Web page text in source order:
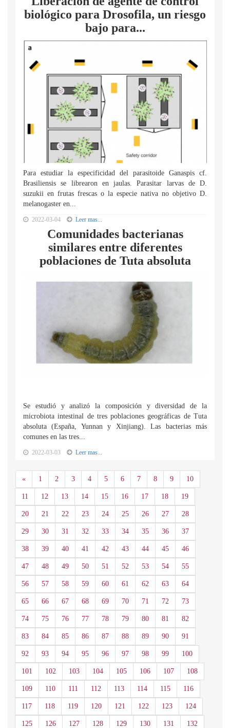
biológico para Drosofila, un riesgo
bajo para...
Para estudiar la especificidad del parasitoide Ganaspis cf.
Brasiliensis se librearon en jaulas. Parasitar larvas de D.
suzukii en frutas frescas o la especie nativa no objetivo D.
melanogaster en...
2022-03-04 Leer mas...
Comunidades bacterianas
similares entre diferentes
poblaciones de Tuta absoluta
Se estudió y analizó la composición y diversidad de la
microbiota intestinal de tres poblaciones geográficas de Tuta
absoluta (España, Yunnan y Xinjiang). Las bacterias más
comunes en las tres...
2022-03-03 Leer mas...
«Anterior
1 2 3 4 5 6 7 8 9 10
11 12 13 14 15 16 17 18 19
20 21 22 23 24 25 26 27 28
29 30 31 32 33 34 35 36 37
38 39 40 41 42 43 44 45 46
47 48 49 50 51 52 53 54 55
56 57 58 59 60 61 62 63 64
65 66 67 68 69 70 71 72 73
74 75 76 77 78 79 80 81 82
83 84 85 86 87 88 89 90 91
92 93 94 95 96 97 98 99 100
101 102 103 104 105 106 107 108
109 110 111 112 113 114 115 116
117 118 119 120 121 122 123 124
125 126 127 128 129 130 131 132